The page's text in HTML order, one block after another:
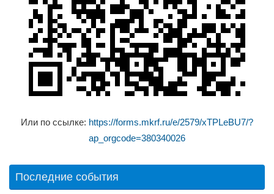
Или по ссылке: https://forms.mkrf.ru/e/2579/xTPLeBU7/?
ap_orgcode=380340026
Последние события